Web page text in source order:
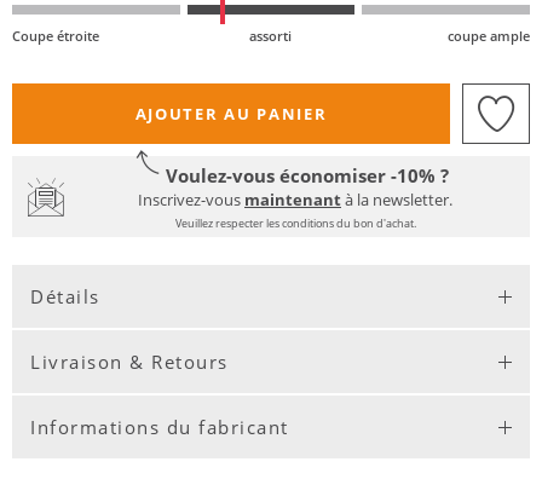
Coupe étroite assorti coupe ample
AJOUTER AU PANIER
Voulez-vous économiser -10% ?
Inscrivez-vous maintenantà la newsletter.
Veuillez respecter les conditions du bon d'achat.
Détails
Livraison & Retours
Informations du fabricant